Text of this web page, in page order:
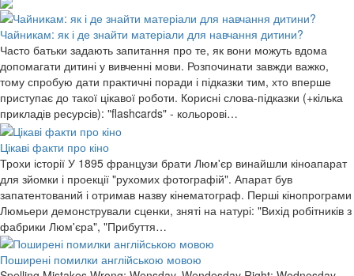
Чайникам: як і де знайти матеріали для навчання дитини?
Часто батьки задають запитання про те, як вони можуть вдома
допомагати дитині у вивченні мови. Розпочинати завжди важко,
тому спробую дати практичні поради і підказки тим, хто вперше
приступає до такої цікавої роботи. Корисні слова-підказки (+кілька
прикладів ресурсів): "flashcards" - кольорові…
Цікаві факти про кіно
Трохи історії У 1895 французи брати Люм'єр винайшли кіноапарат
для зйомки і проекції "рухомих фотографій". Апарат був
запатентований і отримав назву кінематограф. Перші кінопрограми
Люмьери демонстрували сценки, зняті на натурі: "Вихід робітників з
фабрики Люм'єра", "Прибуття…
Поширені помилки англійською мовою